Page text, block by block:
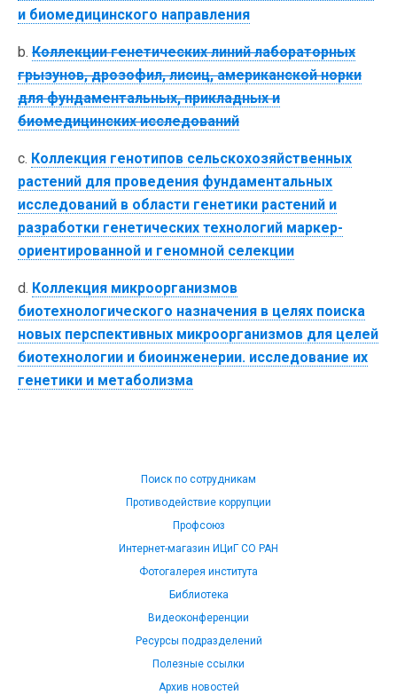
и биомедицинского направления
b. Коллекции генетических линий лабораторных
грызунов, дрозофил, лисиц, американской норки
для фундаментальных, прикладных и
биомедицинских исследований
c. Коллекция генотипов сельскохозяйственных
растений для проведения фундаментальных
исследований в области генетики растений и
разработки генетических технологий маркер-
ориентированной и геномной селекции
d. Коллекция микроорганизмов
биотехнологического назначения в целях поиска
новых перспективных микроорганизмов для целей
биотехнологии и биоинженерии. исследование их
генетики и метаболизма
Поиск по сотрудникам
Противодействие коррупции
Профсоюз
Интернет-магазин ИЦиГ СО РАН
Фотогалерея института
Библиотека
Видеоконференции
Ресурсы подразделений
Полезные ссылки
Архив новостей